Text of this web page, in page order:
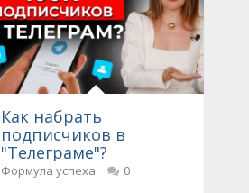
Как набрать
подписчиков в
"Телеграме"?
Формула успеха
0